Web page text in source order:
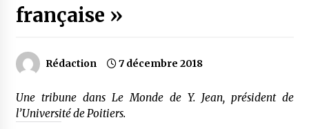
française »
Rédaction 7 décembre 2018
Une tribune dans Le Monde de Y. Jean, président de
l’Université de Poitiers.